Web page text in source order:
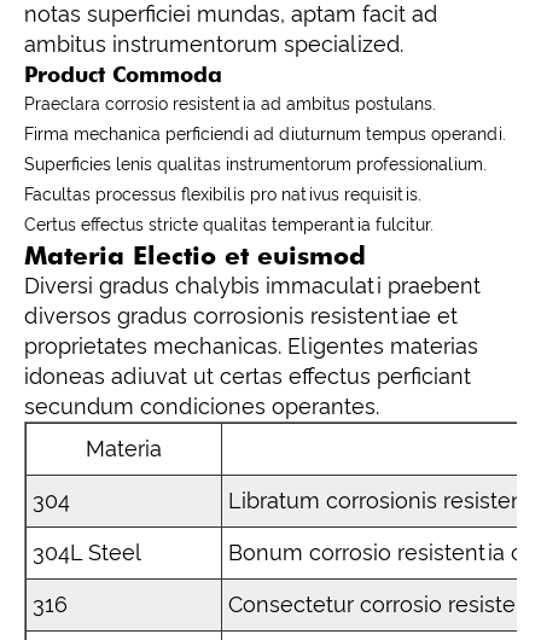
notas superficiei mundas, aptam facit ad
ambitus instrumentorum specialized.
Product Commoda
Praeclara corrosio resistentia ad ambitus postulans.
Firma mechanica perficiendi ad diuturnum tempus operandi.
Superficies lenis qualitas instrumentorum professionalium.
Facultas processus flexibilis pro nativus requisitis.
Certus effectus stricte qualitas temperantia fulcitur.
Materia Electio et euismod
Diversi gradus chalybis immaculati praebent
diversos gradus corrosionis resistentiae et
proprietates mechanicas. Eligentes materias
idoneas adiuvat ut certas effectus perficiant
secundum condiciones operantes.
Materia
304 Libratum corrosionis
304L Steel Bonum corrosio resistentia
316 Consectetur corrosio